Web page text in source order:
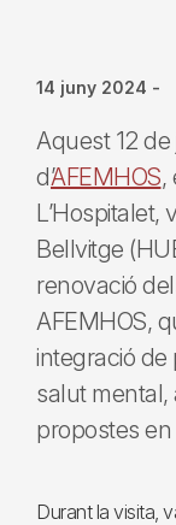
14 juny 2024 -
Aquest 12
d’AFEMHOS,
L’Hospitalet,
Bellvitge
renovació
AFEMHOS,
integració
salut mental,
propostes
Durant la visita,